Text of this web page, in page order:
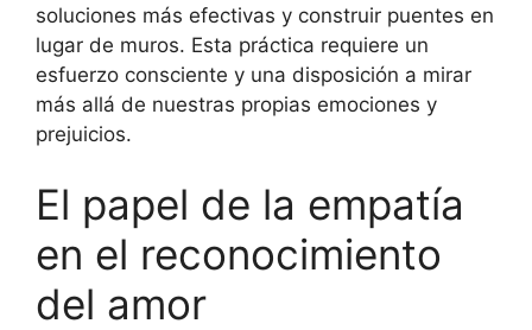
soluciones más efectivas y construir puentes en
lugar de muros. Esta práctica requiere un
esfuerzo consciente y una disposición a mirar
más allá de nuestras propias emociones y
prejuicios.
El papel de la empatía
en el reconocimiento
del amor